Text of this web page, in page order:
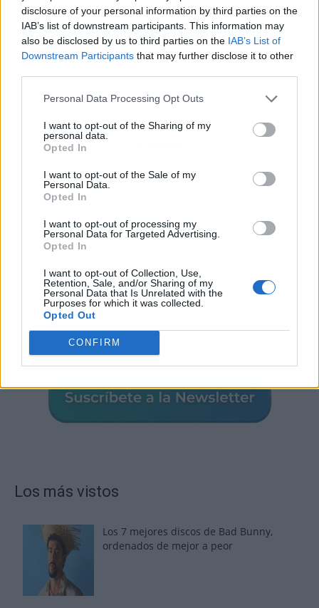
disclosure of your personal information by third parties on the
IAB’s list of downstream participants. This information may
also be disclosed by us to third parties on the IAB’s List of
Downstream Participants that may further disclose it to other
Personal Data Processing Opt Outs
I want to opt-out of the Sharing of my
personal data.
Opted In
I want to opt-out of the Sale of my
Personal Data.
Opted In
I want to opt-out of processing my
Personal Data for Targeted Advertising.
Opted In
I want to opt-out of Collection, Use,
Retention, Sale, and/or Sharing of my
Personal Data that Is Unrelated with the
Purposes for which it was collected.
Opted Out
CONFIRM
Los más vistos
Los 7 mejores discos de Bad Bunny,
ordenados de mejor a peor